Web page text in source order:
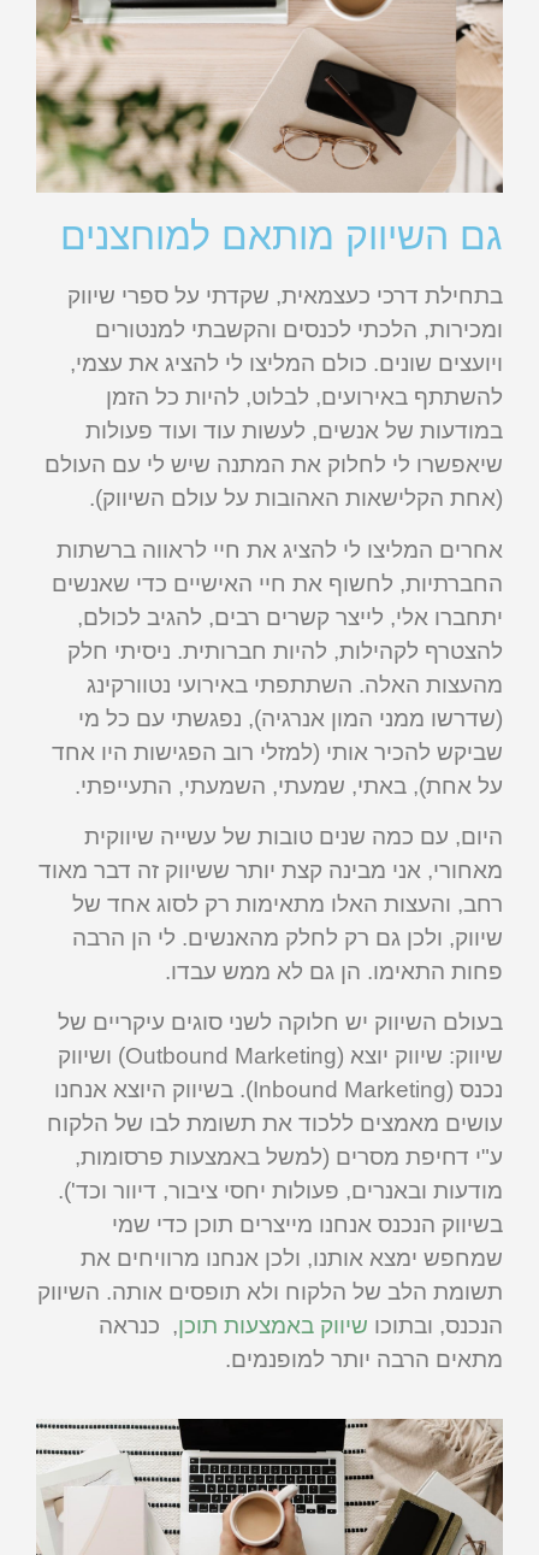
גם השיווק מותאם למוחצנים
בתחילת דרכי כעצמאית, שקדתי על ספרי שיווק
ומכירות, הלכתי לכנסים והקשבתי למנטורים
ויועצים שונים. כולם המליצו לי להציג את עצמי,
להשתתף באירועים, לבלוט, להיות כל הזמן
במודעות של אנשים, לעשות עוד ועוד פעולות
שיאפשרו לי לחלוק את המתנה שיש לי עם העולם
(אחת הקלישאות האהובות על עולם השיווק).
אחרים המליצו לי להציג את חיי לראווה ברשתות
החברתיות, לחשוף את חיי האישיים כדי שאנשים
יתחברו אלי, לייצר קשרים רבים, להגיב לכולם,
להצטרף לקהילות, להיות חברותית. ניסיתי חלק
מהעצות האלה. השתתפתי באירועי נטוורקינג
(שדרשו ממני המון אנרגיה), נפגשתי עם כל מי
שביקש להכיר אותי (למזלי רוב הפגישות היו אחד
על אחת), באתי, שמעתי, השמעתי, התעייפתי.
היום, עם כמה שנים טובות של עשייה שיווקית
מאחורי, אני מבינה קצת יותר ששיווק זה דבר מאוד
רחב, והעצות האלו מתאימות רק לסוג אחד של
שיווק, ולכן גם רק לחלק מהאנשים. לי הן הרבה
פחות התאימו. הן גם לא ממש עבדו.
בעולם השיווק יש חלוקה לשני סוגים עיקריים של
שיווק: שיווק יוצא (Outbound Marketing) ושיווק
נכנס (Inbound Marketing). בשיווק היוצא אנחנו
עושים מאמצים ללכוד את תשומת לבו של הלקוח
ע"י דחיפת מסרים (למשל באמצעות פרסומות,
מודעות ובאנרים, פעולות יחסי ציבור, דיוור וכד').
בשיווק הנכנס אנחנו מייצרים תוכן כדי שמי
שמחפש ימצא אותנו, ולכן אנחנו מרוויחים את
תשומת הלב של הלקוח ולא תופסים אותה. השיווק
הנכנס, ובתוכו שיווק באמצעות תוכן, כנראה
מתאים הרבה יותר למופנמים.